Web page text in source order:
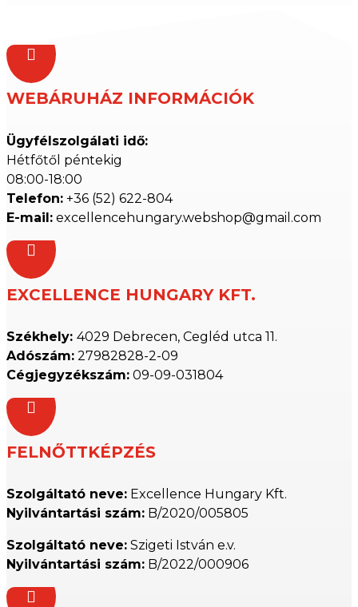

WEBÁRUHÁZ INFORMÁCIÓK
Ügyfélszolgálati idő:
Hétfőtől péntekig
08:00-18:00
Telefon: +36 (52) 622-804
E-mail: excellencehungary.webshop@gmail.com

EXCELLENCE HUNGARY KFT.
Székhely: 4029 Debrecen, Cegléd utca 11.
Adószám: 27982828-2-09
Cégjegyzékszám: 09-09-031804

FELNŐTTKÉPZÉS
Szolgáltató neve: Excellence Hungary Kft.
Nyilvántartási szám: B/2020/005805
Szolgáltató neve: Szigeti István e.v.
Nyilvántartási szám: B/2022/000906
